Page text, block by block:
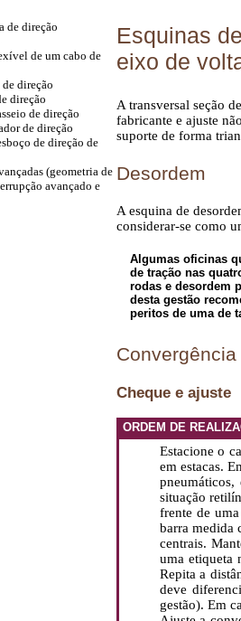
de direção
de um cabo de
direção
direção
de direção
de direção
de direção de
(geometria de
avançado e
Esquinas
eixo de
A transversal seção
fabricante e ajuste
suporte de forma
Desordem
A esquina de
considerar-se como
Algumas oficinas
de tração nas
rodas e desordem
desta gestão
peritos de uma de
Convergência
Cheque e ajuste
ORDEM DE
Estacione o
em estacas.
situação
frente de
barra medida
centrais.
uma etiqueta
Repita a
deve
gestão). Em